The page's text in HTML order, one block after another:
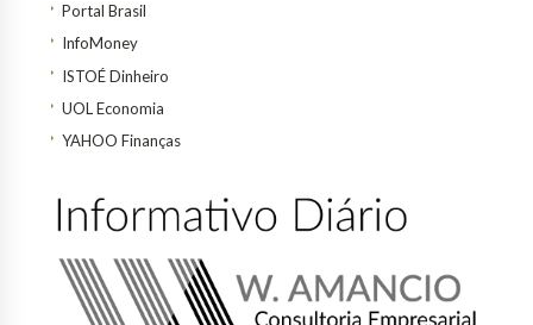
Portal Brasil
InfoMoney
ISTOÉ Dinheiro
UOL Economia
YAHOO Finanças